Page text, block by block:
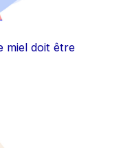
miel doit être